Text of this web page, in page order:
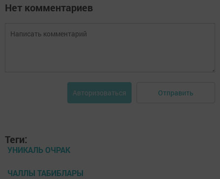
Нет комментариев
Авторизоваться Отправить
Теги:
УНИКАЛЬ ОЧРАК
ЧАЛЛЫ ТАБИБЛАРЫ